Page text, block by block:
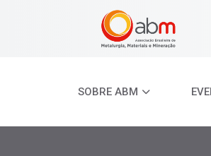
SOBRE ABM